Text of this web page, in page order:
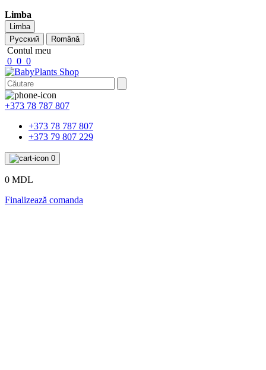
Limba
Limba
Русский
Română
Contul meu
0 0 0
+373 78 787 807
+373 78 787 807
+373 79 807 229
0
0 MDL
Finalizează comanda